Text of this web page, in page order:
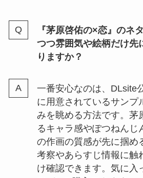
『茅原啓佑の×恋』のネ
つつ雰囲気や絵柄だけ先
りますか？
一番安心なのは、DLsite
に用意されているサンプ
みを眺める方法です。茅
るキャラ感やぽつねんじ
の作画の質感が先に掴め
考察やあらすじ情報に触
け確認できます。気に入